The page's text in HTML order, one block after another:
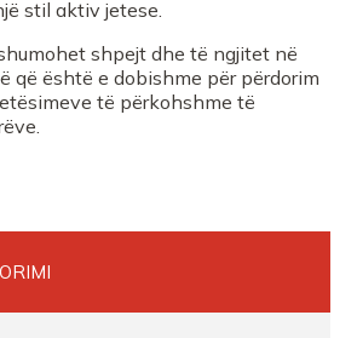
stil aktiv jetese.
shpejt dhe të ngjitet në
që është e dobishme për përdorim
të përkohshme të